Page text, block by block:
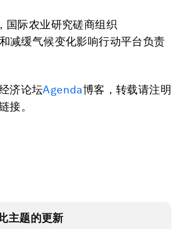
际农业研究磋商组织
和减缓气候变化影响行动平台负责
济论坛Agenda博客，转载请注明
接。
主题的更新